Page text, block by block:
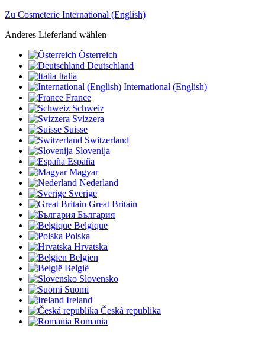
Zu Cosmeterie International (English)
Anderes Lieferland wählen
Österreich
Deutschland
Italia
International (English)
France
Schweiz
Svizzera
Suisse
Switzerland
Slovenija
España
Magyar
Nederland
Sverige
Great Britain
България
Belgique
Polska
Hrvatska
Belgien
België
Slovensko
Suomi
Ireland
Česká republika
Romania